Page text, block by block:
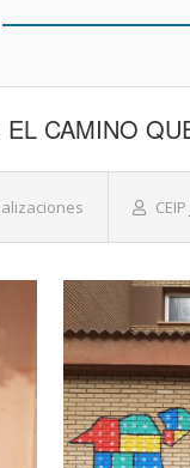
CAMINO